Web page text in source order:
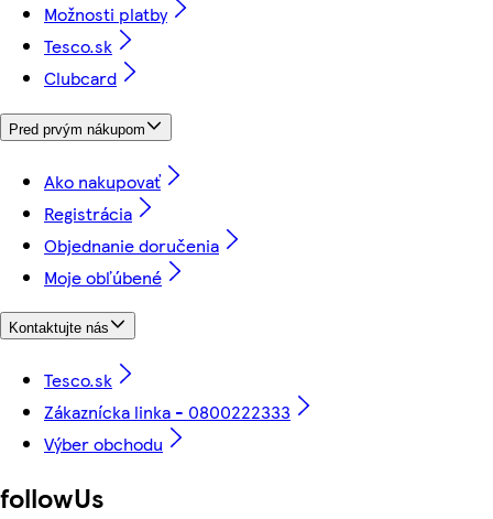
Možnosti platby
Tesco.sk
Clubcard
Pred prvým nákupom
Ako nakupovať
Registrácia
Objednanie doručenia
Moje obľúbené
Kontaktujte nás
Tesco.sk
Zákaznícka linka - 0800222333
Výber obchodu
followUs